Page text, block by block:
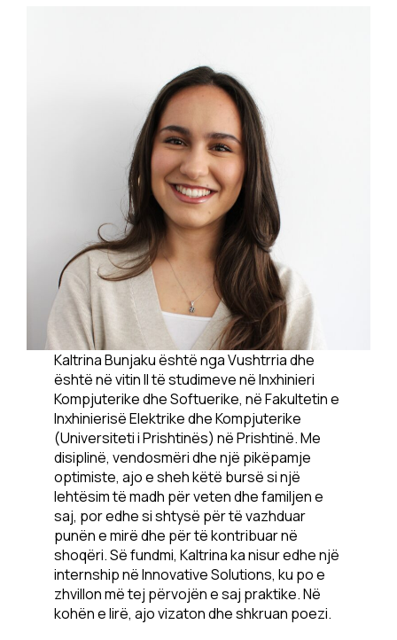
Kaltrina Bunjaku është nga Vushtrria dhe
është në vitin II të studimeve në Inxhinieri
Kompjuterike dhe Softuerike, në Fakultetin e
Inxhinierisë Elektrike dhe Kompjuterike
(Universiteti i Prishtinës) në Prishtinë. Me
disiplinë, vendosmëri dhe një pikëpamje
optimiste, ajo e sheh këtë bursë si një
lehtësim të madh për veten dhe familjen e
saj, por edhe si shtysë për të vazhduar
punën e mirë dhe për të kontribuar në
shoqëri. Së fundmi, Kaltrina ka nisur edhe një
internship në Innovative Solutions, ku po e
zhvillon më tej përvojën e saj praktike. Në
kohën e lirë, ajo vizaton dhe shkruan poezi.